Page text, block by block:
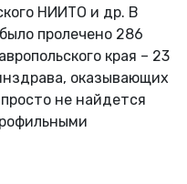
НИИТО и др. В
пролечено 286
края – 23
оказывающих
не найдется